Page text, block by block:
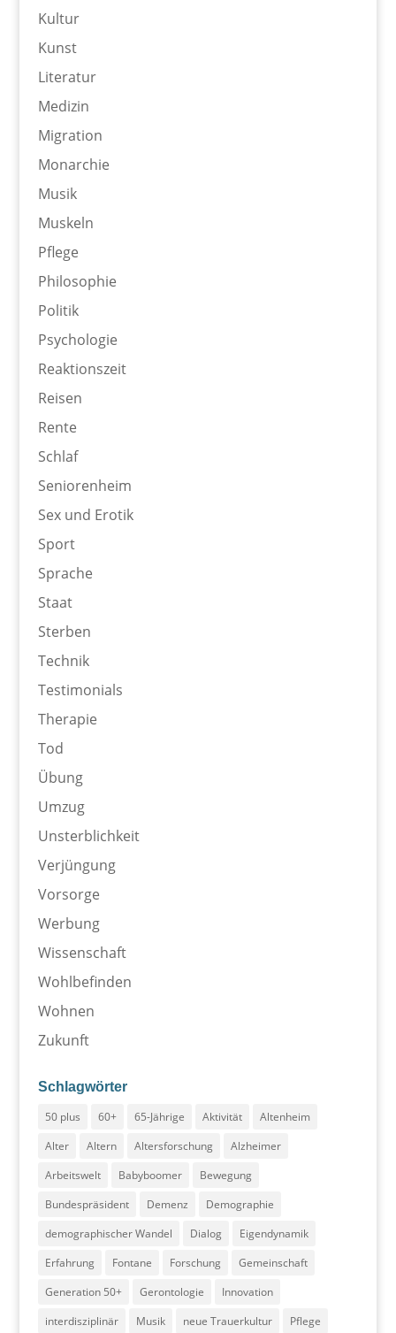
Kultur
Kunst
Literatur
Medizin
Migration
Monarchie
Musik
Muskeln
Pflege
Philosophie
Politik
Psychologie
Reaktionszeit
Reisen
Rente
Schlaf
Seniorenheim
Sex und Erotik
Sport
Sprache
Staat
Sterben
Technik
Testimonials
Therapie
Tod
Übung
Umzug
Unsterblichkeit
Verjüngung
Vorsorge
Werbung
Wissenschaft
Wohlbefinden
Wohnen
Zukunft
Schlagwörter
50 plus
60+ 65-Jährige Aktivität
Altenheim
Alter
Altern Altersforschung
Alzheimer
Arbeitswelt
Babyboomer
Bewegung
Bundespräsident
Demenz
Demographie
demographischer Wandel
Dialog
Eigendynamik
Erfahrung
Fontane Forschung
Gemeinschaft
Generation 50+
Gerontologie
Innovation
interdisziplinär
Musik neue Trauerkultur Pflege